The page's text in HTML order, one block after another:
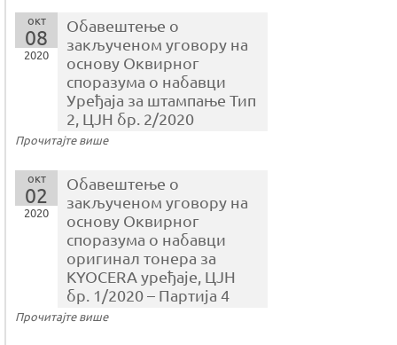
окт
08
2020
Обавештење о
закљученом уговору на
основу Оквирног
споразума o набавци
Уређаја за штампање Тип
2, ЦЈН бр. 2/2020
Прочитајте више
окт
02
2020
Обавештење о
закљученом уговору на
основу Оквирног
споразума o набавци
оригинал тонера за
KYOCERA уређаје, ЦЈН
бр. 1/2020 – Партија 4
Прочитајте више